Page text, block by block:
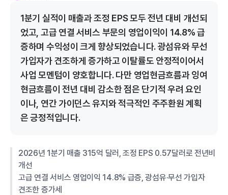
1분기 실적이 매출과 조정 EPS 모두 전년 대비 개선되
었고, 고급 연결 서비스 부문의 영업이익이 14.8% 급
증하며 수익성이 크게 향상되었습니다. 광섬유와 무선
가입자가 견조하게 증가하고 이탈률도 안정적이어서
사업 모멘텀이 양호합니다. 다만 영업현금흐름과 잉여
현금흐름이 전년 대비 감소한 점은 단기적 우려 요인
이나, 연간 가이던스 유지와 적극적인 주주환원 계획
은 긍정적입니다.
2026년 1분기 매출 315억 달러, 조정 EPS 0.57달러로 전년비
개선
고급 연결 서비스 영업이익 14.8% 급증, 광섬유·무선 가입자
견조한 증가세